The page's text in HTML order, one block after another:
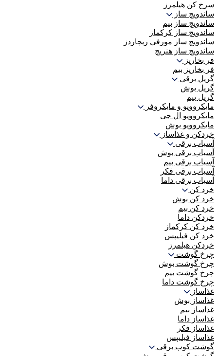
سرخ کن هیلمرز
ساندویچ ساز
ساندویچ ساز بیم
ساندویچ ساز کرکماز
ساندویچ ساز مورفی ریچاردز
ساندویچ ساز هنریچ
فر بخارپز
فر بخارپز بیم
گریل برقی
گریل بوش
گریل بیم
مایکروویو و مایکروفر
مایکروویو ال جی
مایکروویو بوش
خردکن و غذاساز
آسیاب برقی
آسیاب برقی بوش
آسیاب برقی بیم
آسیاب برقی فکر
آسیاب برقی داما
خرد کن
خرد کن بوش
خرد کن بیم
خردکن داما
خرد کن کرکماز
خرد کن فیلیپس
خردکن هیلمرز
چرخ گوشت
چرخ گوشت بوش
چرخ گوشت بیم
چرخ گوشت داما
غذاساز
غذاساز بوش
غذاساز بیم
غذاساز داما
غذاساز فکر
غذاساز فیلیپس
گوشت کوب برقی